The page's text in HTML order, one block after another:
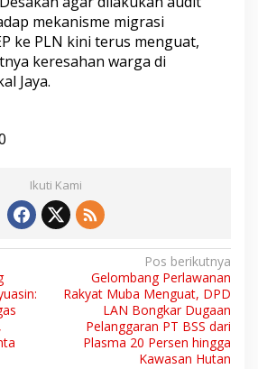
mekanisme migrasi
ke PLN kini terus menguat,
keresahan warga di
Jaya.
Ikuti Kami
Pos berikutnya
Gelombang Perlawanan
Rakyat Muba Menguat, DPD
LAN Bongkar Dugaan
Pelanggaran PT BSS dari
Plasma 20 Persen hingga
Kawasan Hutan